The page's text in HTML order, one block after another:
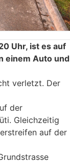
Uhr, ist es auf
einem Auto und
verletzt. Der
der
Gleichzeitig
auf der